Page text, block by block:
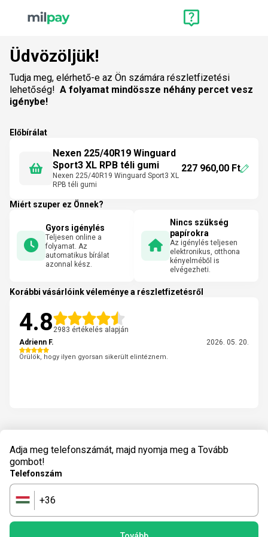
Üdvözöljük!
Tudja meg, elérhető-e az Ön számára részletfizetési
lehetőség! A folyamat mindössze néhány percet vesz
igénybe!
Előbírálat
Nexen 225/40R19 Winguard
Sport3 XL RPB téli gumi
Nexen 225/40R19 Winguard Sport3 XL
RPB téli gumi
227 960,00 Ft
Miért szuper ez Önnek?
Gyors igénylés
Teljesen online a
folyamat. Az
automatikus bírálat
azonnal kész.
Nincs szükség
papírokra
Az igénylés teljesen
elektronikus, otthona
kényelméből is
elvégezheti.
Korábbi vásárlóink véleménye a részletfizetésről
4.8 2983 értékelés alapján
Adrienn F.
2026. 05. 20.
Örülök, hogy ilyen gyorsan sikerült elintéznem.
Adja meg telefonszámát, majd nyomja meg a Tovább
gombot!
Telefonszám
🇭🇺 +36